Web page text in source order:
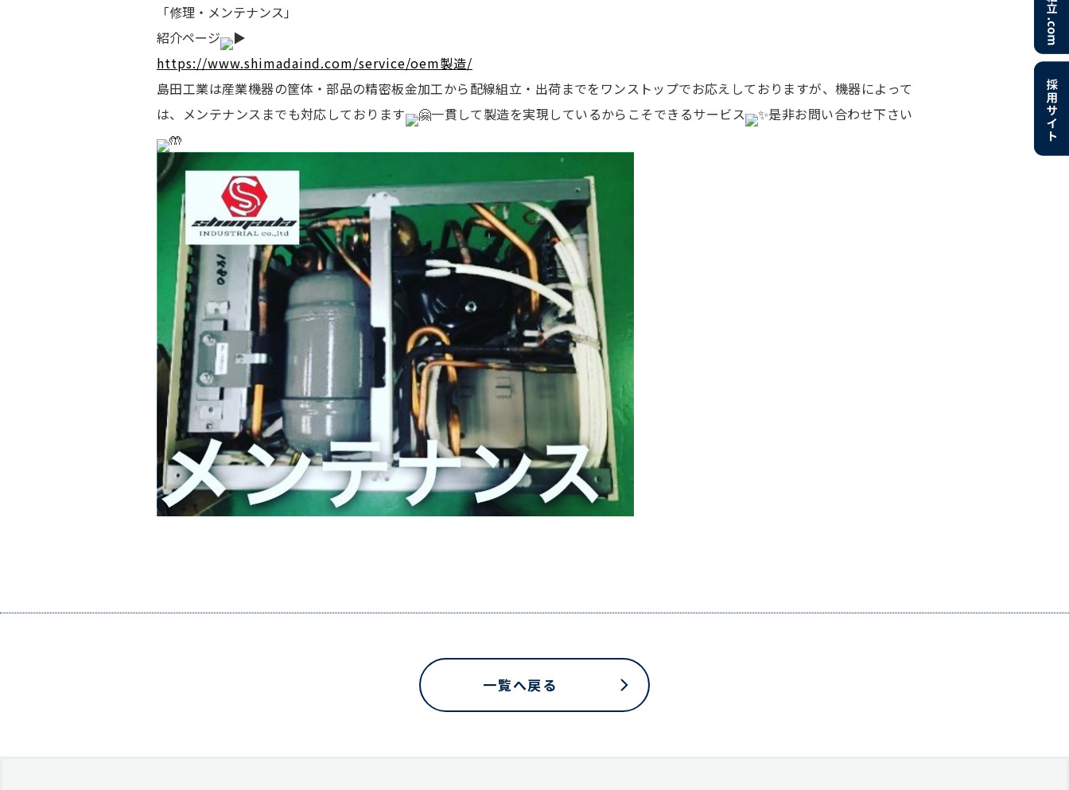
「修理・メンテナンス」
紹介ページ
https://www.shimadaind.com/service/oem製造/
島田工業は産業機器の筐体・部品の精密板金加工から配線組立・出荷までをワンストップでお応えしておりますが、機器によって
は、メンテナンスまでも対応しております
一貫して製造を実現しているからこそできるサービス 是非お問い合わせ下さい
一覧へ戻る